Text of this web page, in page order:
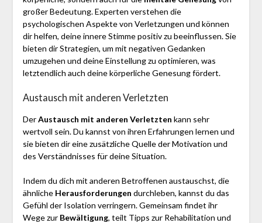
großer Bedeutung. Experten verstehen die
psychologischen Aspekte von Verletzungen und können
dir helfen, deine innere Stimme positiv zu beeinflussen. Sie
bieten dir Strategien, um mit negativen Gedanken
umzugehen und deine Einstellung zu optimieren, was
letztendlich auch deine körperliche Genesung fördert.
Austausch mit anderen Verletzten
DerAustausch mit anderen Verletzten kann sehr
wertvoll sein. Du kannst von ihren Erfahrungen lernen und
sie bieten dir eine zusätzliche Quelle der Motivation und
des Verständnisses für deine Situation.
Indem du dich mit anderen Betroffenen austauschst, die
ähnliche Herausforderungen durchleben, kannst du das
Gefühl der Isolation verringern. Gemeinsam findet ihr
Wege zur Bewältigung, teilt Tipps zur Rehabilitation und